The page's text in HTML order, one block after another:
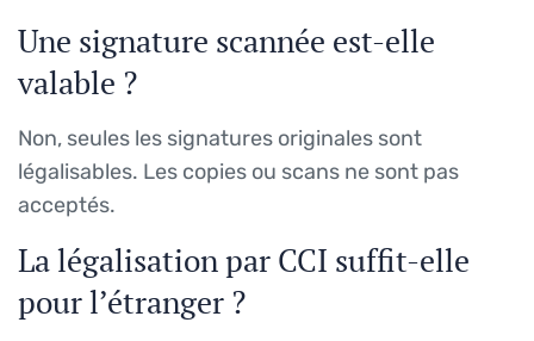
Une signature scannée est-elle
valable ?
Non, seules les signatures originales sont
légalisables. Les copies ou scans ne sont pas
acceptés.
La légalisation par CCI suffit-elle
pour l’étranger ?